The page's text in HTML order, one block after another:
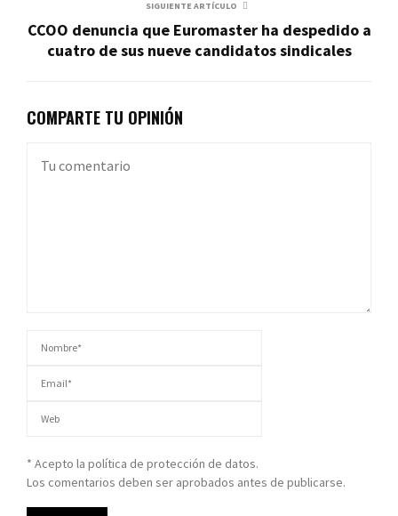
SIGUIENTE ARTÍCULO
CCOO denuncia que Euromaster ha despedido a
cuatro de sus nueve candidatos sindicales
COMPARTE TU OPINIÓN
* Acepto la política de protección de datos.
Los comentarios deben ser aprobados antes de publicarse.